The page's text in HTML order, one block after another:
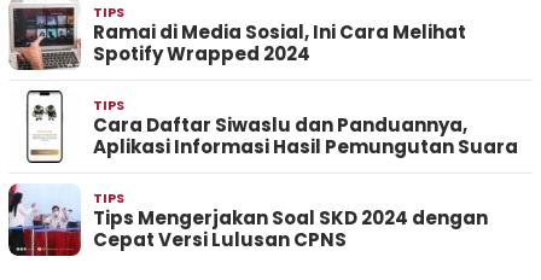
TIPS
Ramai di Media Sosial, Ini Cara Melihat
Spotify Wrapped 2024
TIPS
Cara Daftar Siwaslu dan Panduannya,
Aplikasi Informasi Hasil Pemungutan Suara
TIPS
Tips Mengerjakan Soal SKD 2024 dengan
Cepat Versi Lulusan CPNS